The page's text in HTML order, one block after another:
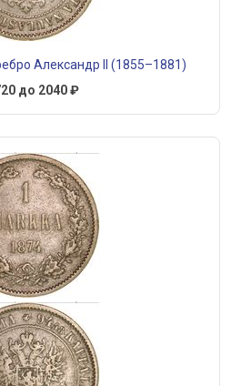
Александр II (1855–1881)
до 2040 ₽